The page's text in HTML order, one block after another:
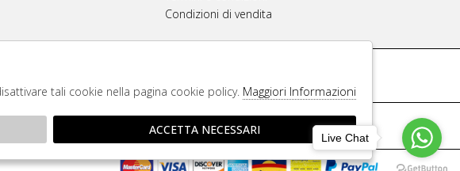
Condizioni di vendita
100% originali
tali cookie nella pagina cookie policy. Maggiori Informazioni
ACCETTA NECESSARI
Live Chat